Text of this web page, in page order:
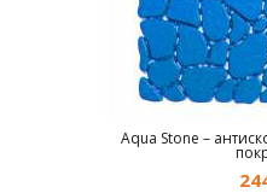
Aqua Stone –